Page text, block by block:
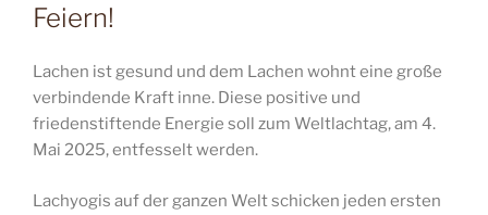
Feiern!
Lachen ist gesund und dem Lachen wohnt eine große
verbindende Kraft inne. Diese positive und
friedenstiftende Energie soll zum Weltlachtag, am 4.
Mai 2025, entfesselt werden.
Lachyogis auf der ganzen Welt schicken jeden ersten